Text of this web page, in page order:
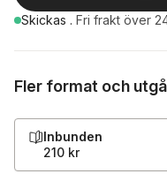
Skickas . Fri frakt över
Fler format och
Inbunden
210 kr